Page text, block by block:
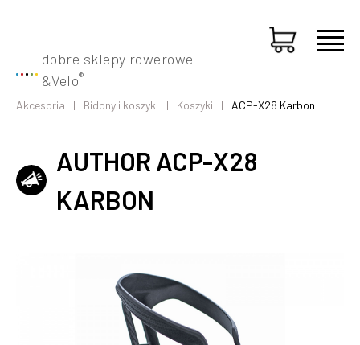
dobre sklepy rowerowe
&Velo®
Akcesoria Bidony i koszyki Koszyki ACP-X28 Karbon
AUTHOR ACP-X28
KARBON